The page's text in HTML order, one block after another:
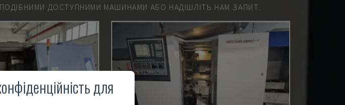
ДОСТУПНИМИ МАШИНАМИ АБО НАДІШЛІТЬ НАМ ЗАПИТ.
для